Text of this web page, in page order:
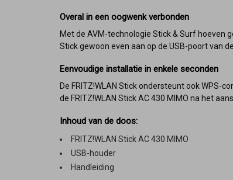
Overal in een oogwenk verbonden
Met de AVM-technologie Stick & Surf hoeven
Stick gewoon even aan op de USB-poort van
Eenvoudige installatie in enkele seconden
De FRITZ!WLAN Stick ondersteunt ook WPS-
de FRITZ!WLAN Stick AC 430 MIMO na het
Inhoud van de doos:
FRITZ!WLAN Stick AC 430 MIMO
USB-houder
Handleiding